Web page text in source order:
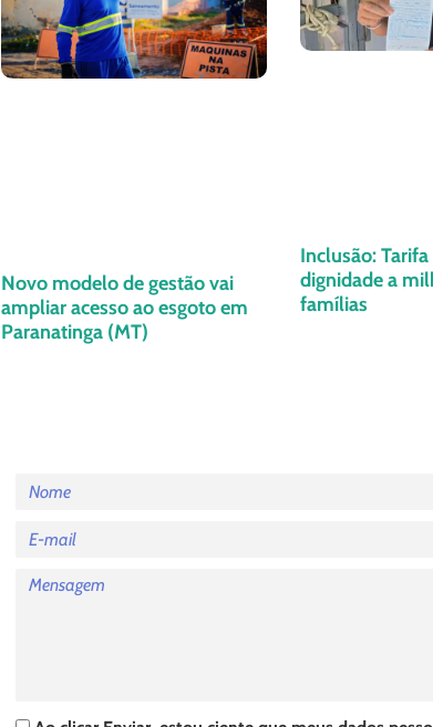
Novo modelo de gestão vai
ampliar acesso ao esgoto em
Paranatinga (MT)
Inclusão:
dignidade a
famílias